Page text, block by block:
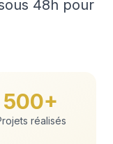
48h pour
500+
réalisés